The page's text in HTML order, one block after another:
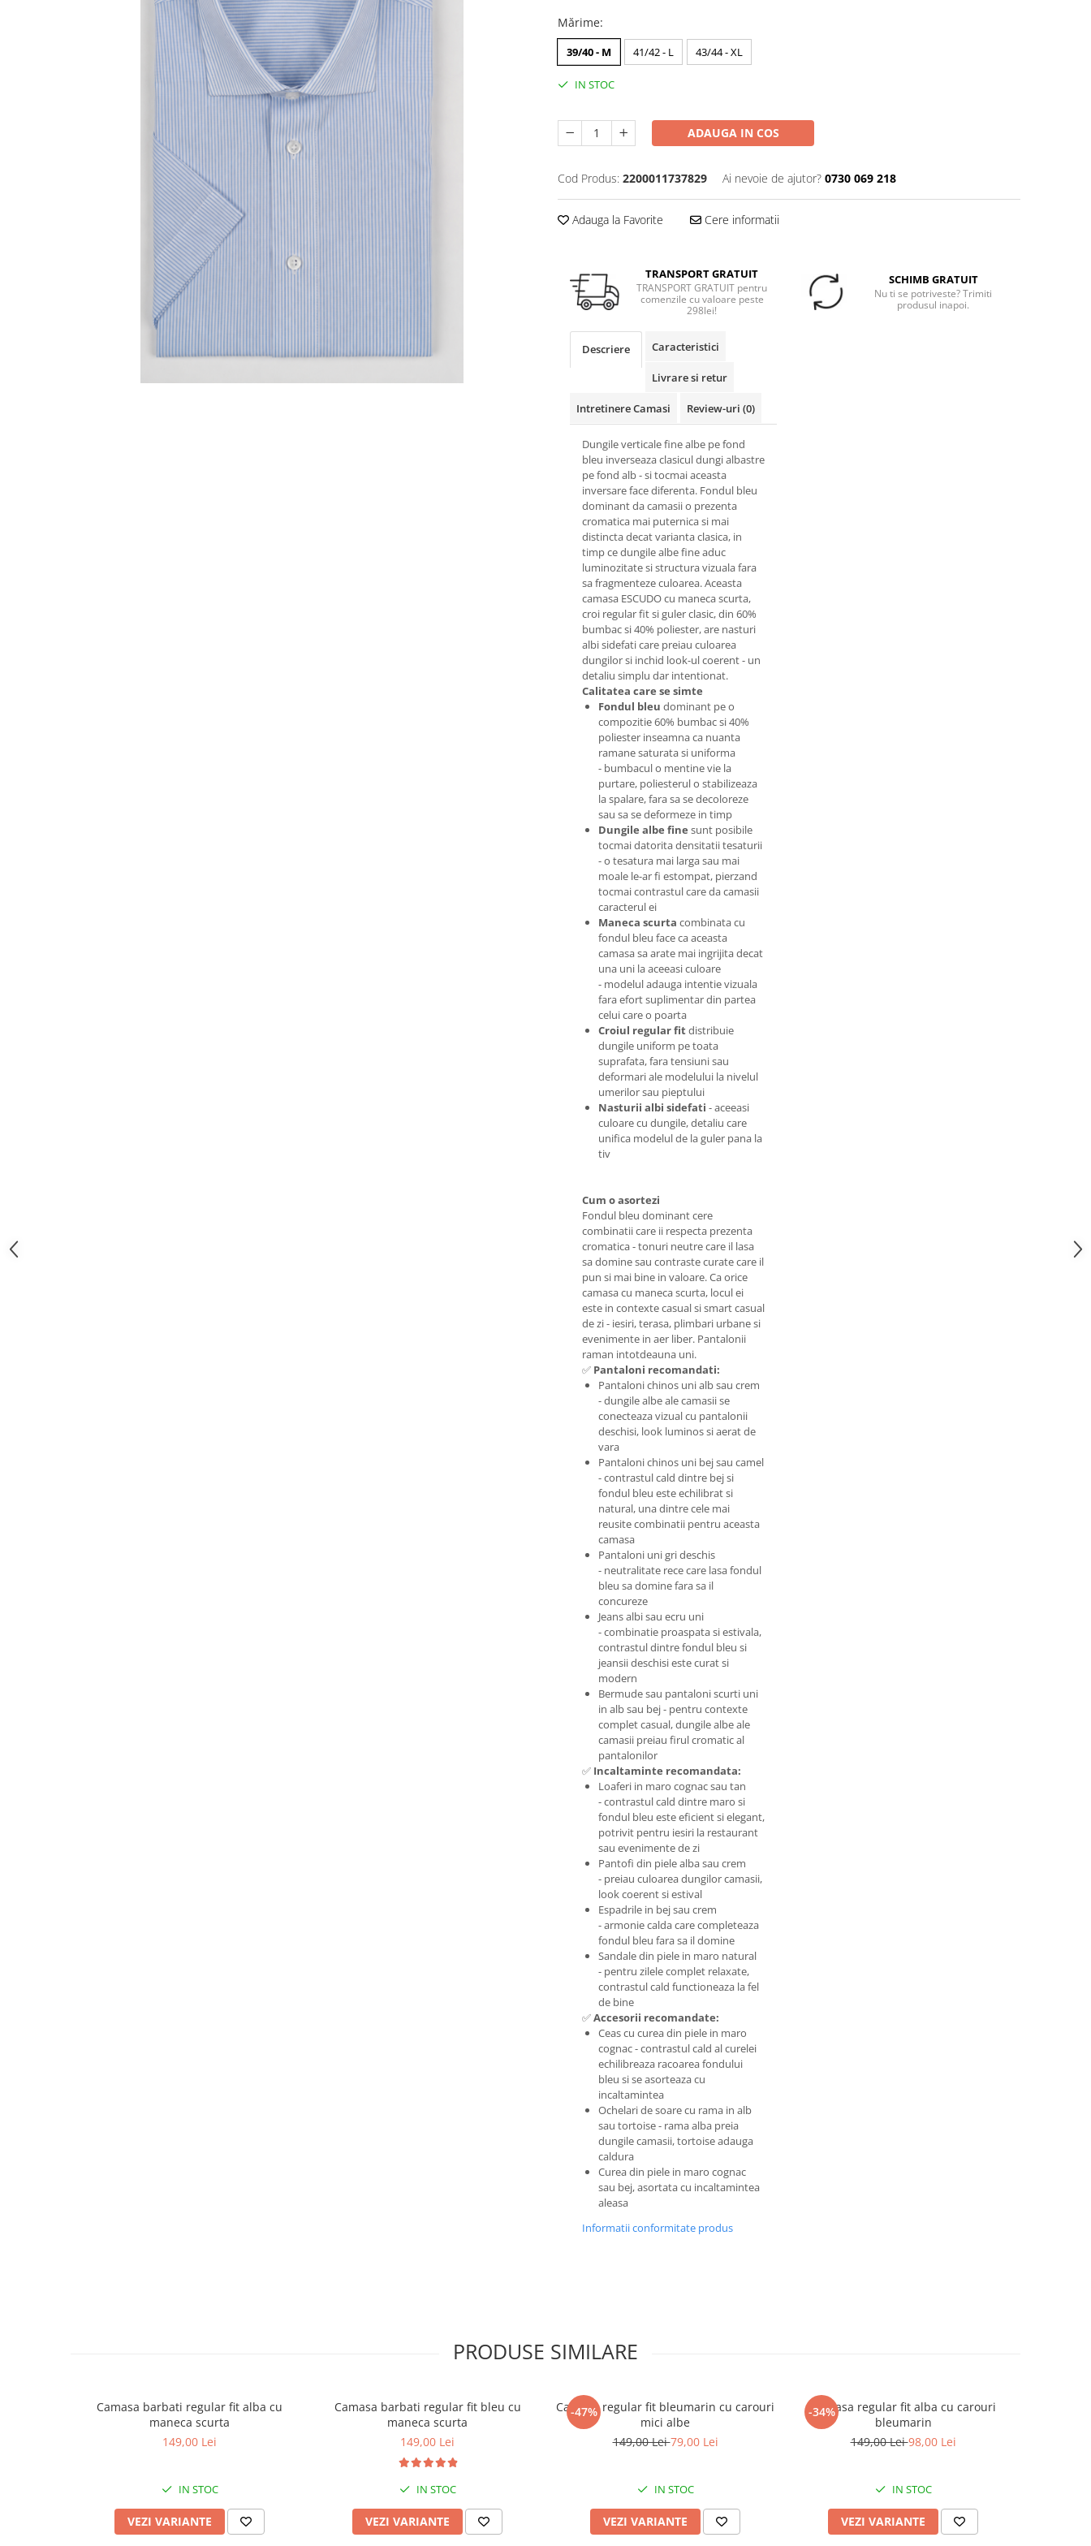
Mărime:
39/40 - M 41/42 - L 43/44 - XL
IN STOC
ADAUGA IN COS
Cod Produs: 2200011737829 Ai nevoie de ajutor? 0730 069 218
Adauga la Favorite Cere informatii
TRANSPORT GRATUIT
TRANSPORT GRATUIT pentru
comenzile cu valoare peste
298lei!
SCHIMB GRATUIT
Nu ti se potriveste? Trimiti
produsul inapoi.
Descriere Caracteristici
Livrare si retur
Intretinere Camasi Review-uri (0)
Dungile verticale fine albe pe fond
bleu inverseaza clasicul dungi albastre
pe fond alb - si tocmai aceasta
inversare face diferenta. Fondul bleu
dominant da camasii o prezenta
cromatica mai puternica si mai
distincta decat varianta clasica, in
timp ce dungile albe fine aduc
luminozitate si structura vizuala fara
sa fragmenteze culoarea. Aceasta
camasa ESCUDO cu maneca scurta,
croi regular fit si guler clasic, din 60%
bumbac si 40% poliester, are nasturi
albi sidefati care preiau culoarea
dungilor si inchid look-ul coerent - un
detaliu simplu dar intentionat.
Calitatea care se simte
Fondul bleu dominant pe o
compozitie 60% bumbac si 40%
poliester inseamna ca nuanta
ramane saturata si uniforma
- bumbacul o mentine vie la
purtare, poliesterul o stabilizeaza
la spalare, fara sa se decoloreze
sau sa se deformeze in timp
Dungile albe fine sunt posibile
tocmai datorita densitatii tesaturii
- o tesatura mai larga sau mai
moale le-ar fi estompat, pierzand
tocmai contrastul care da camasii
caracterul ei
Maneca scurta combinata cu
fondul bleu face ca aceasta
camasa sa arate mai ingrijita decat
una uni la aceeasi culoare
- modelul adauga intentie vizuala
fara efort suplimentar din partea
celui care o poarta
Croiul regular fitdistribuie
dungile uniform pe toata
suprafata, fara tensiuni sau
deformari ale modelului la nivelul
umerilor sau pieptului
Nasturii albi sidefati - aceeasi
culoare cu dungile, detaliu care
unifica modelul de la guler pana la
tiv
Cum o asortezi
Fondul bleu dominant cere
combinatii care ii respecta prezenta
cromatica - tonuri neutre care il lasa
sa domine sau contraste curate care il
pun si mai bine in valoare. Ca orice
camasa cu maneca scurta, locul ei
este in contexte casual si smart casual
de zi - iesiri, terasa, plimbari urbane si
evenimente in aer liber. Pantalonii
raman intotdeauna uni.
✅ Pantaloni recomandati:
Pantaloni chinos uni alb sau crem
- dungile albe ale camasii se
conecteaza vizual cu pantalonii
deschisi, look luminos si aerat de
vara
Pantaloni chinos uni bej sau camel
- contrastul cald dintre bej si
fondul bleu este echilibrat si
natural, una dintre cele mai
reusite combinatii pentru aceasta
camasa
Pantaloni uni gri deschis
- neutralitate rece care lasa fondul
bleu sa domine fara sa il
concureze
Jeans albi sau ecru uni
- combinatie proaspata si estivala,
contrastul dintre fondul bleu si
jeansii deschisi este curat si
modern
Bermude sau pantaloni scurti uni
in alb sau bej - pentru contexte
complet casual, dungile albe ale
camasii preiau firul cromatic al
pantalonilor
✅ Incaltaminte recomandata:
Loaferi in maro cognac sau tan
- contrastul cald dintre maro si
fondul bleu este eficient si elegant,
potrivit pentru iesiri la restaurant
sau evenimente de zi
Pantofi din piele alba sau crem
- preiau culoarea dungilor camasii,
look coerent si estival
Espadrile in bej sau crem
- armonie calda care completeaza
fondul bleu fara sa il domine
Sandale din piele in maro natural
- pentru zilele complet relaxate,
contrastul cald functioneaza la fel
de bine
✅Accesorii recomandate:
Ceas cu curea din piele in maro
cognac - contrastul cald al curelei
echilibreaza racoarea fondului
bleu si se asorteaza cu
incaltamintea
Ochelari de soare cu rama in alb
sau tortoise - rama alba preia
dungile camasii, tortoise adauga
caldura
Curea din piele in maro cognac
sau bej, asortata cu incaltamintea
aleasa
Informatii conformitate produs
PRODUSE SIMILARE
Camasa barbati regular fit alba cu
maneca scurta
149,00 Lei
IN STOC
VEZI VARIANTE
Camasa barbati regular fit bleu cu
maneca scurta
149,00 Lei
IN STOC
VEZI VARIANTE
-47%
Camasa regular fit bleumarin cu carouri
mici albe
149,00 Lei79,00 Lei
IN STOC
VEZI VARIANTE
-34%
Camasa regular fit alba cu carouri
bleumarin
149,00 Lei98,00 Lei
IN STOC
VEZI VARIANTE